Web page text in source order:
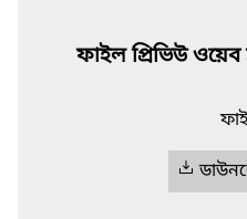
ফাইল প্রিভিউ ওয়েব